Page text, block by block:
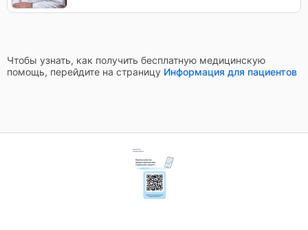
Чтобы узнать, как получить бесплатную медицинскую
помощь, перейдите на страницу Информация для пациентов